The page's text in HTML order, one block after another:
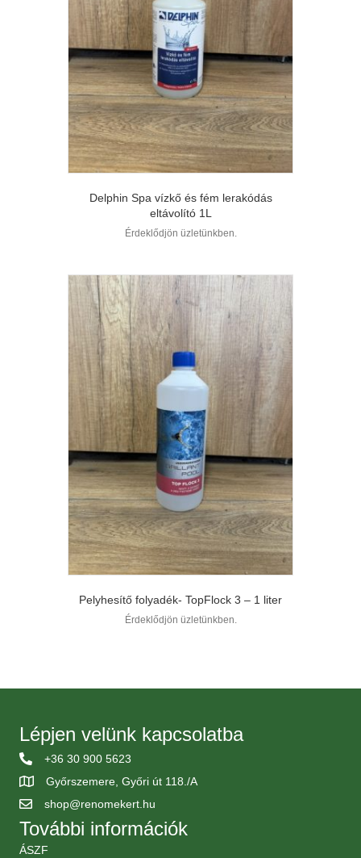
Delphin Spa vízkő és fém lerakódás
eltávolító 1L
Érdeklődjön üzletünkben.
Pelyhesítő folyadék- TopFlock 3 – 1 liter
Érdeklődjön üzletünkben.
Lépjen velünk kapcsolatba
+36 30 900 5623
Győrszemere, Győri út 118./A
shop@renomekert.hu
További információk
ÁSZF